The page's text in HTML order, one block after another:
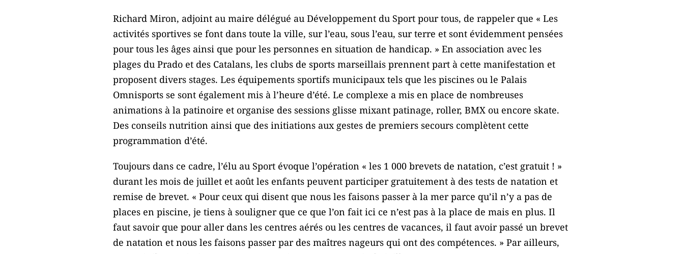
Richard Miron, adjoint au maire délégué au Développement du Sport pour tous, de rappeler que « Les
activités sportives se font dans toute la ville, sur l’eau, sous l’eau, sur terre et sont évidemment pensées
pour tous les âges ainsi que pour les personnes en situation de handicap. » En association avec les
plages du Prado et des Catalans, les clubs de sports marseillais prennent part à cette manifestation et
proposent divers stages. Les équipements sportifs municipaux tels que les piscines ou le Palais
Omnisports se sont également mis à l’heure d’été. Le complexe a mis en place de nombreuses
animations à la patinoire et organise des sessions glisse mixant patinage, roller, BMX ou encore skate.
Des conseils nutrition ainsi que des initiations aux gestes de premiers secours complètent cette
programmation d’été.
Toujours dans ce cadre, l’élu au Sport évoque l’opération « les 1 000 brevets de natation, c’est gratuit ! »
durant les mois de juillet et août les enfants peuvent participer gratuitement à des tests de natation et
remise de brevet. « Pour ceux qui disent que nous les faisons passer à la mer parce qu’il n’y a pas de
places en piscine, je tiens à souligner que ce que l’on fait ici ce n’est pas à la place de mais en plus. Il
faut savoir que pour aller dans les centres aérés ou les centres de vacances, il faut avoir passé un brevet
de natation et nous les faisons passer par des maîtres nageurs qui ont des compétences. » Par ailleurs,